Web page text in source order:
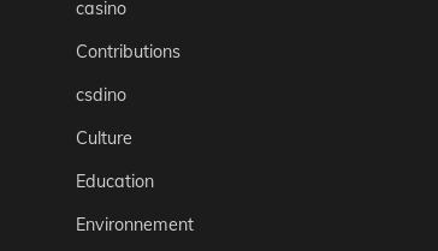
casino
Contributions
csdino
Culture
Education
Environnement